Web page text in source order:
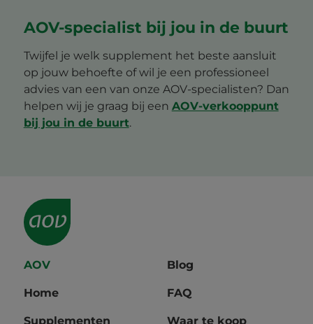
AOV-specialist bij jou in de buurt
Twijfel je welk supplement het beste aansluit
op jouw behoefte of wil je een professioneel
advies van een van onze AOV-specialisten? Dan
helpen wij je graag bij een AOV-verkooppunt
bij jou in de buurt.
AOV
Home
Supplementen
Blog
FAQ
Waar te koop